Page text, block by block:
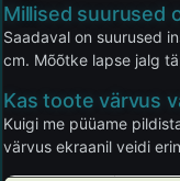
Millised suurused
Saadaval on suurused
cm. Mõõtke lapse jalg
Kas toote värvus
Kuigi me püüame
värvus ekraanil veidi